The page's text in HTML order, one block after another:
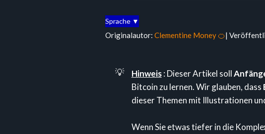
Sprache ▼
Originalautor: Clementine Money 🍊|
💡 Hinweis: Dieser Artikel soll
Bitcoin zu lernen. Wir glauben, dass
dieser Themen mit Illustrationen
Wenn Sie etwas tiefer in die